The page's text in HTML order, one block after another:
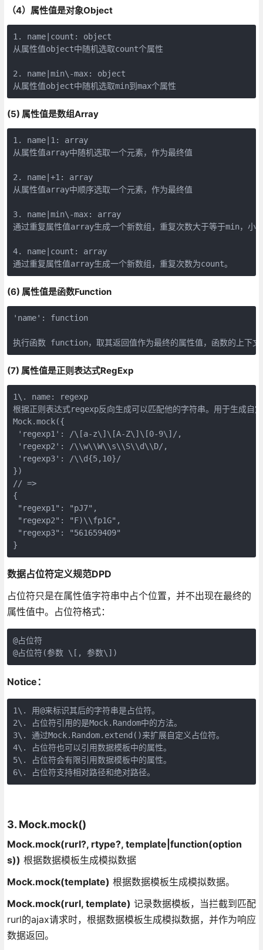
（4）属性值是对象Object
1. name|count: object
从属性值object中随机选取count个属性
2. name|min\-max: object
从属性值object中随机选取min到max个属性
(5) 属性值是数组Array
1. name|1: array
从属性值array中随机选取一个元素，作为最终值
2. name|+1: array
从属性值array中顺序选取一个元素，作为最终值
3. name|min\-max: array
通过重复属性值array生成一个新数组，重复次数大于等于min，
4. name|count: array
通过重复属性值array生成一个新数组，重复次数为count。
(6) 属性值是函数Function
'name': function
执行函数 function，取其返回值作为最终的属性值，函数的上下
(7) 属性值是正则表达式RegExp
1\. name: regexp
根据正则表达式regexp反向生成可以匹配他的字符串。用于生成
Mock.mock({
'regexp1': /\[a-z\]\[A-Z\]\[0-9\]/,
'regexp2': /\\w\\W\\s\\S\\d\\D/,
'regexp3': /\\d{5,10}/
})
// =>
{
"regexp1": "pJ7",
"regexp2": "F)\\fp1G",
"regexp3": "561659409"
}
数据占位符定义规范DPD
占位符只是在属性值字符串中占个位置，并不出现在最终的
属性值中。占位符格式：
@占位符
@占位符(参数 \[, 参数\])
Notice：
1\. 用@来标识其后的字符串是占位符。
2\. 占位符引用的是Mock.Random中的方法。
3\. 通过Mock.Random.extend()来扩展自定义占位符。
4\. 占位符也可以引用数据模板中的属性。
5\. 占位符会有限引用数据模板中的属性。
6\. 占位符支持相对路径和绝对路径。
3. Mock.mock()
Mock.mock(rurl?, rtype?, template|function(option
s)) 根据数据模板生成模拟数据
Mock.mock(template) 根据数据模板生成模拟数据。
Mock.mock(rurl, template) 记录数据模板，当拦截到匹配
rurl的ajax请求时，根据数据模板生成模拟数据，并作为响应
数据返回。